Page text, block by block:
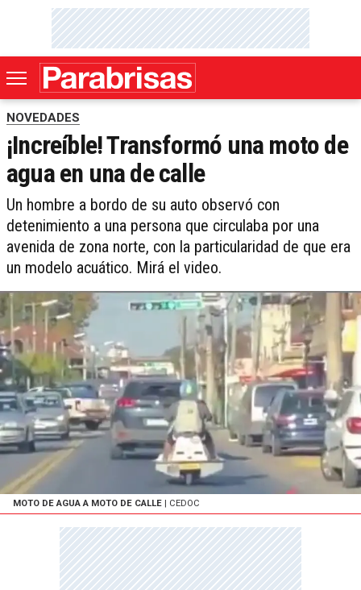
NOVEDADES
¡Increíble! Transformó una moto de
agua en una de calle
Un hombre a bordo de su auto observó con
detenimiento a una persona que circulaba por una
avenida de zona norte, con la particularidad de que era
un modelo acuático. Mirá el video.
MOTO DE AGUA A MOTO DE CALLE | CEDOC